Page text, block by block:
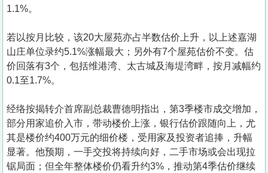
1.1%。
若以按月比较，该20大屋苑亦占半数估价上升，以上述嘉湖
山庄单位录约5.1%涨幅最大；另外有7个屋苑估价不变。估
价回落有3个，包括维港湾、太古城及海堤湾畔，按月减幅约
0.1至1.7%。
经络按揭转介首席副总裁曹德明指出，第3季楼市成交增加，
部分用家追价入市，带动楼价上涨，银行估价跟随向上，尤
其是楼价约400万元的细价楼，受用家及投资者追捧，升幅
显著。他预期，一手交投将持续向好，二手市场或会出现拉
锯局面；但全年整体楼价仍看升约3%，推动第4季估价继续